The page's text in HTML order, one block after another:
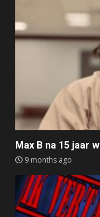
Max B na 15 jaar
9 months ago